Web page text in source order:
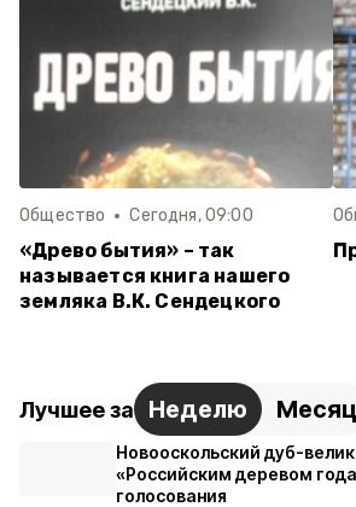
Общество Сегодня, 09:00
«Древо бытия» – так
называется книга нашего
земляка В.К. Сендецкого
Лучшее за Неделю Месяц
Новооскольский дуб-
«Российским деревом
голосования